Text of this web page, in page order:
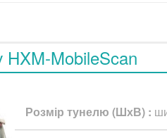
HXM-MobileScan
Розмір тунелю (ШхВ) :